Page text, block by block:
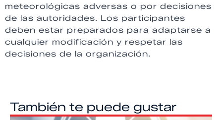
meteorológicas adversas o por decisiones
de las autoridades. Los participantes
deben estar preparados para adaptarse a
cualquier modificación y respetar las
decisiones de la organización.
También te puede gustar